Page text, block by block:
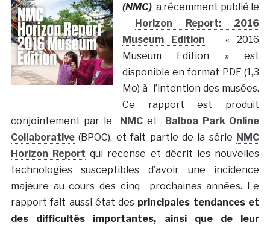
(NMC)a récemment publié le
Horizon Report: 2016
Museum Edition « 2016
Museum Edition » est
disponible en format PDF (1,3
Mo) à l’intention des musées.
Ce rapport est produit
conjointement par le NMC et Balboa Park Online
Collaborative(BPOC), et fait partie de la série NMC
Horizon Report qui recense et décrit les nouvelles
technologies susceptibles d’avoir une incidence
majeure au cours des cinq prochaines années. Le
rapport fait aussi état des principales tendances et
des difficultés importantes, ainsi que de leur